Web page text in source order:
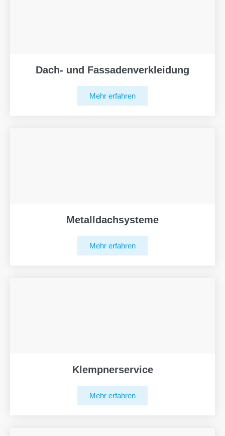
Dach- und Fassadenverkleidung
Mehr erfahren
Metalldachsysteme
Mehr erfahren
Klempnerservice
Mehr erfahren